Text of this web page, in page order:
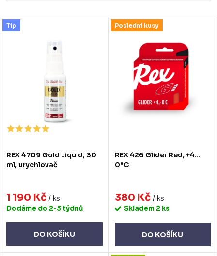
a
z
o
u
t
Nejdražší
Nejprodávanější
V
r
d
k
Tip
REX 4709 Gold Liquid, 30
ml, urychlovač
1 190 Kč / ks
Dodáme do 2-3 týdnů
DO KOŠÍKU
Poslední kusy
REX 426 Glider Red, +4…
0°C
380 Kč / ks
Skladem 2 ks
DO KOŠÍKU